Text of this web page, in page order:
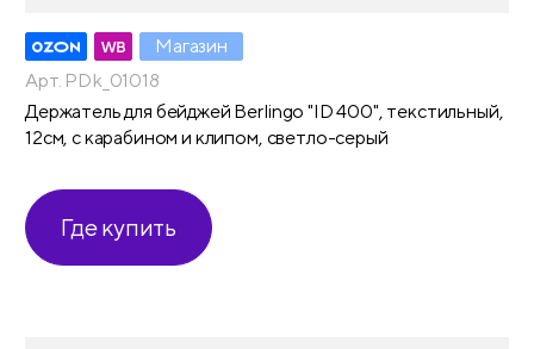
Магазин
Арт. PDk_01018
Держатель для бейджей Berlingo "ID 400", текстильный,
12см, с карабином и клипом, светло-серый
Где купить